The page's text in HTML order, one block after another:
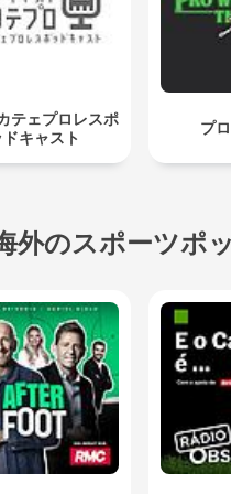
テェプロレスポ
キャスト
プ
外のスポーツポ